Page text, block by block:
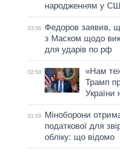
народженням у
03:56
Федоров заявив,
з Маском щодо
для ударів по рф
02:59
«Нам
Трамп
України
01:59
Міноборони
податкової для
обліку: що відомо